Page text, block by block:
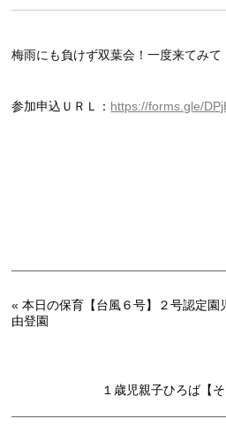
梅雨にも負けず双葉会！一度来てみて
参加申込ＵＲＬ： https://forms.gle/
«本日の保育【台風６号】２号認定園
由登園
１歳児親子ひろば【